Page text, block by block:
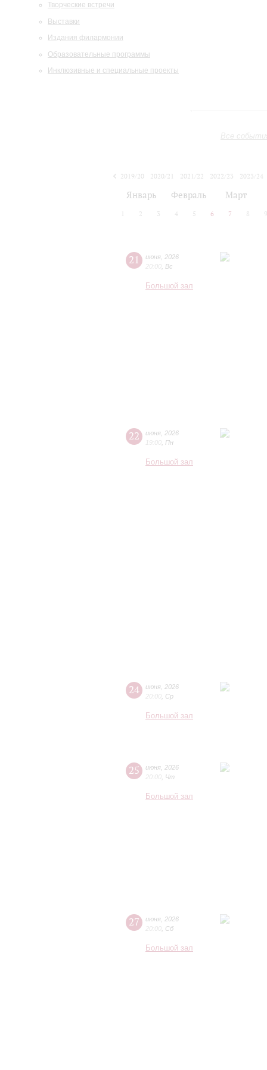
Творческие встречи
Выставки
Издания филармонии
Образовательные программы
Инклюзивные и специальные проекты
Все
2019/20 2020/21 2021/22 2022/23
2023/24
Январь Февраль Март
2 3 4 5 6 7 8 9
21 июня 2026
20:00 Вс
Большой зал
22 июня 2026
19:00 Пн
Большой зал
24 июня 2026
20:00 Ср
Большой зал
25 июня 2026
20:00 Чт
Большой зал
27 июня 2026
20:00 Сб
Большой зал